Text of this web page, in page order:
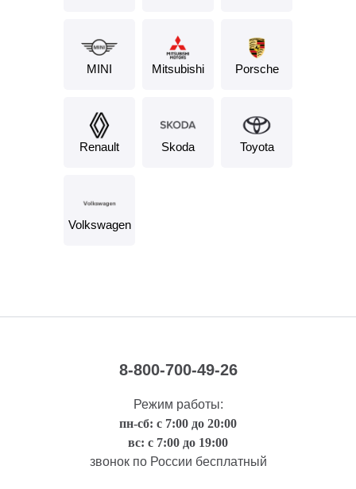
MINI Mitsubishi Porsche
Renault Skoda Toyota
Volkswagen
8-800-700-49-26
Режим работы:
пн-сб: с 7:00 до 20:00
вс: с 7:00 до 19:00
звонок по России бесплатный